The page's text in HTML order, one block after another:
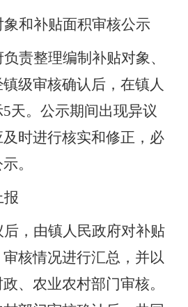
象和补贴面积审核公示
责整理编制补贴对象、
级审核确认后，在镇人
5天。公示期间出现异议
时进行核实和修正，必
。
报
，由镇人民政府对补贴
核情况进行汇总，并以
、农业农村部门审核。